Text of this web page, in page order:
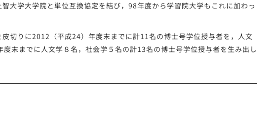
大学大学院と単位互換協定を結び，98年度から学習院大学もこれに加わっ
切りに2012（平成24）年度末までに計11名の博士号学位授与者を，人文
末までに人文学８名，社会学５名の計13名の博士号学位授与者を生み出し